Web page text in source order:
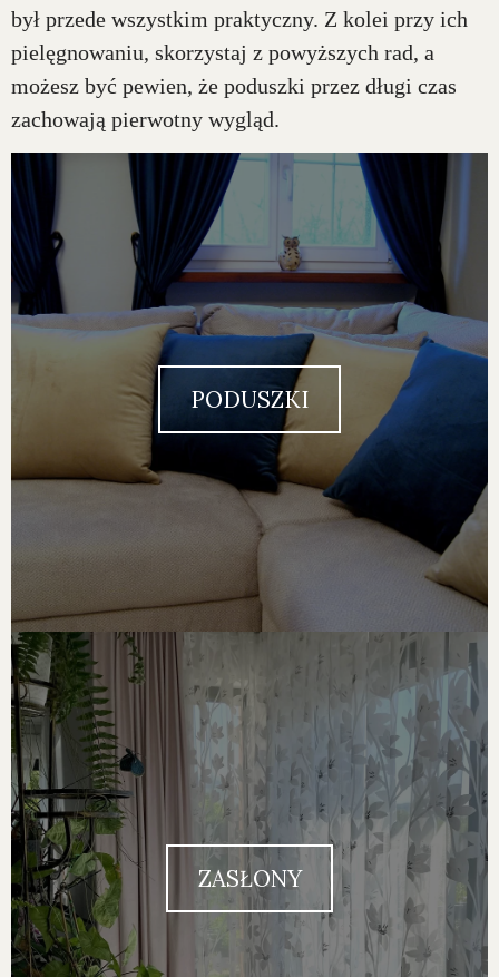
był przede wszystkim praktyczny. Z kolei przy ich
pielęgnowaniu, skorzystaj z powyższych rad, a
możesz być pewien, że poduszki przez długi czas
zachowają pierwotny wygląd.
PODUSZKI
ZASŁONY